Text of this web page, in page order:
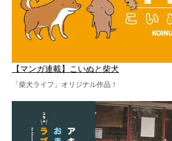
【マンガ連載】こいぬと柴犬
「柴犬ライフ」オリジナル作品！